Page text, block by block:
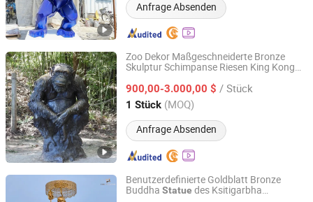
Anfrage Absenden
Zoo Dekor Maßgeschneiderte Bronze
Skulptur Schimpanse Riesen King Kong
900,00-3.000,00 $ / Stück
1 Stück (MOQ)
Anfrage Absenden
Hebei Bringfine Technology Co., Ltd.
Hebei, China Seit 2023
Benutzerdefinierte Goldblatt Bronze
Buddha Statue des Ksitigarbha
SINO SCULPTURE GROUP LIMITED